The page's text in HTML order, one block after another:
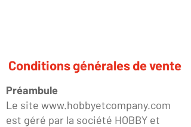
Conditions générales de vente
Préambule
Le site www.hobbyetcompany.com
est géré par la société HOBBY et